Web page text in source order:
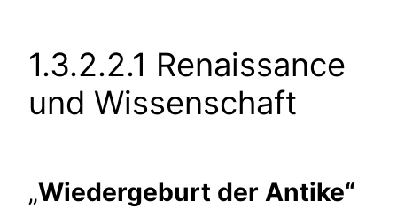
1.3.2.2.1 Renaissance
und Wissenschaft
„Wiedergeburt der Antike“